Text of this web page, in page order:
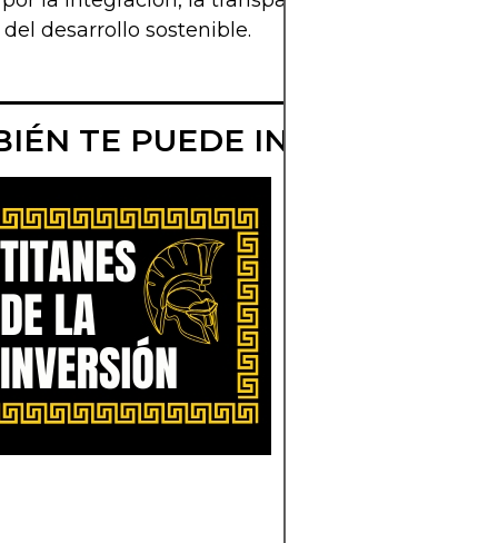
desarrollo sostenible.
TE PUEDE INTERESAR